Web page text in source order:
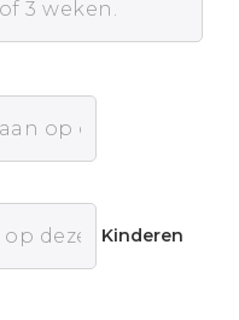
Kinderen